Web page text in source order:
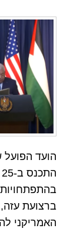
הועד
ברצועת
האמריקני